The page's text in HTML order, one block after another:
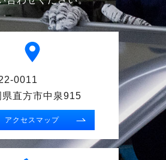
0011
県直方市中泉915
アクセスマップ